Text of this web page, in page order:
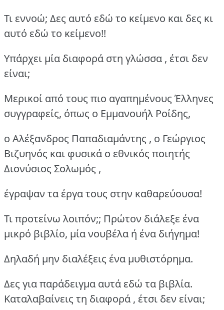
Τι εννοώ; Δες αυτό εδώ το κείμενο και δες κι
αυτό εδώ το κείμενο!!
Υπάρχει μία διαφορά στη γλώσσα , έτσι δεν
είναι;
Μερικοί από τους πιο αγαπημένους Έλληνες
συγγραφείς, όπως ο Εμμανουήλ Ροίδης,
ο Αλέξανδρος Παπαδιαμάντης , ο Γεώργιος
Βιζυηνός και φυσικά ο εθνικός ποιητής
Διονύσιος Σολωμός ,
έγραψαν τα έργα τους στην καθαρεύουσα!
Τι προτείνω λοιπόν;; Πρώτον διάλεξε ένα
μικρό βιβλίο, μία νουβέλα ή ένα διήγημα!
Δηλαδή μην διαλέξεις ένα μυθιστόρημα.
Δες για παράδειγμα αυτά εδώ τα βιβλία.
Καταλαβαίνεις τη διαφορά , έτσι δεν είναι;